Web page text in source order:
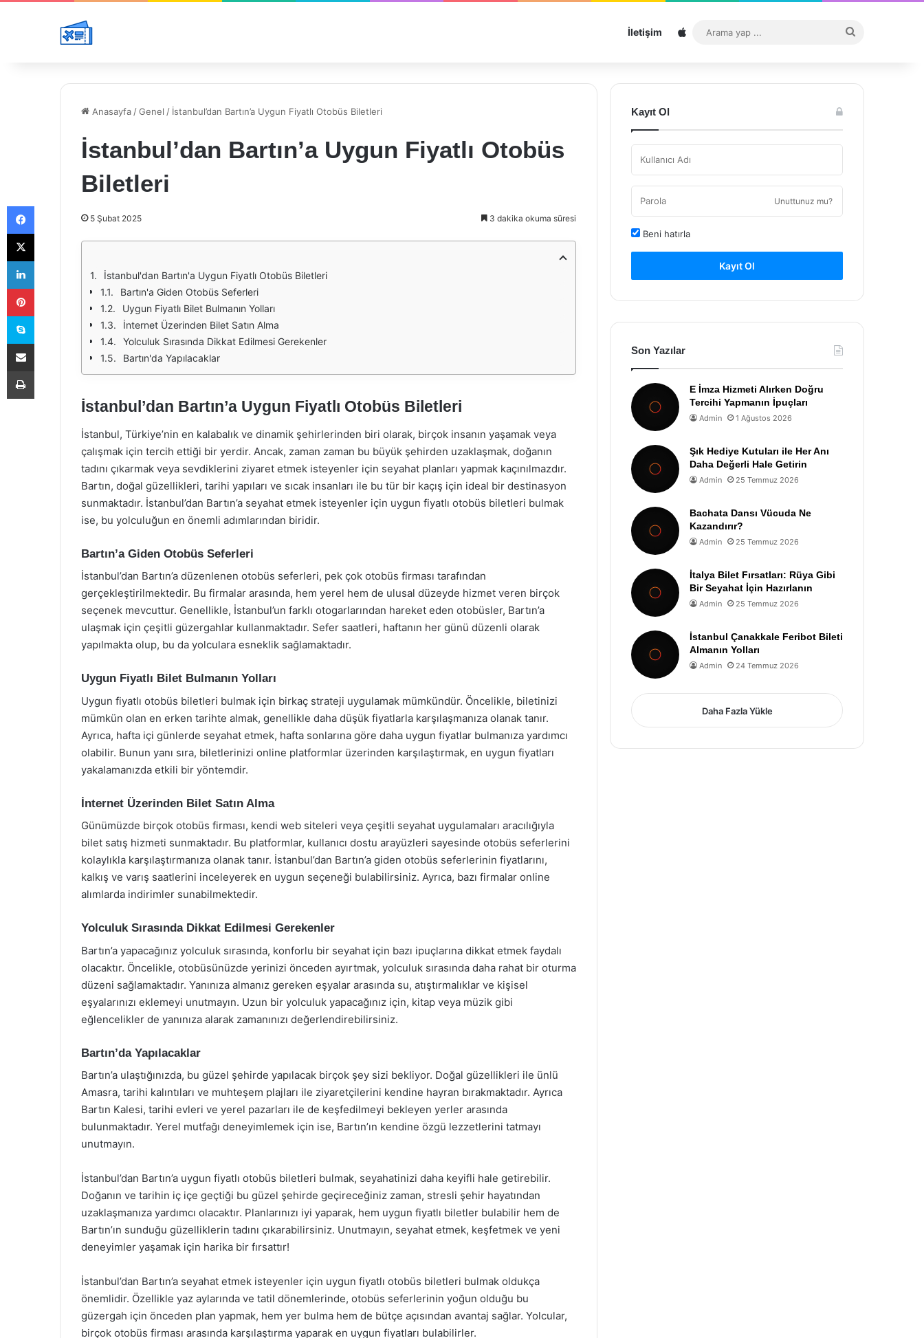
İletişim Sitemap
...
Anasayfa /Genel / İstanbul’dan Bartın’a Uygun Fiyatlı Otobüs Biletleri
İstanbul’dan Bartın’a Uygun Fiyatlı Otobüs
Biletleri
5 Şubat 2025 3 dakika okuma süresi
İstanbul'dan Bartın'a Uygun Fiyatlı Otobüs Biletleri
Bartın'a Giden Otobüs Seferleri
Uygun Fiyatlı Bilet Bulmanın Yolları
İnternet Üzerinden Bilet Satın Alma
Yolculuk Sırasında Dikkat Edilmesi Gerekenler
Bartın'da Yapılacaklar
İstanbul’dan Bartın’a Uygun Fiyatlı Otobüs Biletleri
İstanbul, Türkiye’nin en kalabalık ve dinamik şehirlerinden biri olarak, birçok insanın yaşamak veya
çalışmak için tercih ettiği bir yerdir. Ancak, zaman zaman bu büyük şehirden uzaklaşmak, doğanın
tadını çıkarmak veya sevdiklerini ziyaret etmek isteyenler için seyahat planları yapmak kaçınılmazdır.
Bartın, doğal güzellikleri, tarihi yapıları ve sıcak insanları ile bu tür bir kaçış için ideal bir destinasyon
sunmaktadır. İstanbul’dan Bartın’a seyahat etmek isteyenler için uygun fiyatlı otobüs biletleri bulmak
ise, bu yolculuğun en önemli adımlarından biridir.
Bartın’a Giden Otobüs Seferleri
İstanbul’dan Bartın’a düzenlenen otobüs seferleri, pek çok otobüs firması tarafından
gerçekleştirilmektedir. Bu firmalar arasında, hem yerel hem de ulusal düzeyde hizmet veren birçok
seçenek mevcuttur. Genellikle, İstanbul’un farklı otogarlarından hareket eden otobüsler, Bartın’a
ulaşmak için çeşitli güzergahlar kullanmaktadır. Sefer saatleri, haftanın her günü düzenli olarak
yapılmakta olup, bu da yolculara esneklik sağlamaktadır.
Uygun Fiyatlı Bilet Bulmanın Yolları
Uygun fiyatlı otobüs biletleri bulmak için birkaç strateji uygulamak mümkündür. Öncelikle, biletinizi
mümkün olan en erken tarihte almak, genellikle daha düşük fiyatlarla karşılaşmanıza olanak tanır.
Ayrıca, hafta içi günlerde seyahat etmek, hafta sonlarına göre daha uygun fiyatlar bulmanıza yardımcı
olabilir. Bunun yanı sıra, biletlerinizi online platformlar üzerinden karşılaştırmak, en uygun fiyatları
yakalamanızda etkili bir yöntemdir.
İnternet Üzerinden Bilet Satın Alma
Günümüzde birçok otobüs firması, kendi web siteleri veya çeşitli seyahat uygulamaları aracılığıyla
bilet satış hizmeti sunmaktadır. Bu platformlar, kullanıcı dostu arayüzleri sayesinde otobüs seferlerini
kolaylıkla karşılaştırmanıza olanak tanır. İstanbul’dan Bartın’a giden otobüs seferlerinin fiyatlarını,
kalkış ve varış saatlerini inceleyerek en uygun seçeneği bulabilirsiniz. Ayrıca, bazı firmalar online
alımlarda indirimler sunabilmektedir.
Yolculuk Sırasında Dikkat Edilmesi Gerekenler
Bartın’a yapacağınız yolculuk sırasında, konforlu bir seyahat için bazı ipuçlarına dikkat etmek faydalı
olacaktır. Öncelikle, otobüsünüzde yerinizi önceden ayırtmak, yolculuk sırasında daha rahat bir oturma
düzeni sağlamaktadır. Yanınıza almanız gereken eşyalar arasında su, atıştırmalıklar ve kişisel
eşyalarınızı eklemeyi unutmayın. Uzun bir yolculuk yapacağınız için, kitap veya müzik gibi
eğlencelikler de yanınıza alarak zamanınızı değerlendirebilirsiniz.
Bartın’da Yapılacaklar
Bartın’a ulaştığınızda, bu güzel şehirde yapılacak birçok şey sizi bekliyor. Doğal güzellikleri ile ünlü
Amasra, tarihi kalıntıları ve muhteşem plajları ile ziyaretçilerini kendine hayran bırakmaktadır. Ayrıca
Bartın Kalesi, tarihi evleri ve yerel pazarları ile de keşfedilmeyi bekleyen yerler arasında
bulunmaktadır. Yerel mutfağı deneyimlemek için ise, Bartın’ın kendine özgü lezzetlerini tatmayı
unutmayın.
İstanbul’dan Bartın’a uygun fiyatlı otobüs biletleri bulmak, seyahatinizi daha keyifli hale getirebilir.
Doğanın ve tarihin iç içe geçtiği bu güzel şehirde geçireceğiniz zaman, stresli şehir hayatından
uzaklaşmanıza yardımcı olacaktır. Planlarınızı iyi yaparak, hem uygun fiyatlı biletler bulabilir hem de
Bartın’ın sunduğu güzelliklerin tadını çıkarabilirsiniz. Unutmayın, seyahat etmek, keşfetmek ve yeni
deneyimler yaşamak için harika bir fırsattır!
İstanbul’dan Bartın’a seyahat etmek isteyenler için uygun fiyatlı otobüs biletleri bulmak oldukça
önemlidir. Özellikle yaz aylarında ve tatil dönemlerinde, otobüs seferlerinin yoğun olduğu bu
güzergah için önceden plan yapmak, hem yer bulma hem de bütçe açısından avantaj sağlar. Yolcular,
birçok otobüs firması arasında karşılaştırma yaparak en uygun fiyatları bulabilirler.
Kayıt Ol
Unuttunuz mu?
Beni hatırla
Kayıt Ol
Son Yazılar
E İmza Hizmeti Alırken Doğru
Tercihi Yapmanın İpuçları
Admin 1 Ağustos 2026
Şık Hediye Kutuları ile Her Anı
Daha Değerli Hale Getirin
Admin 25 Temmuz 2026
Bachata Dansı Vücuda Ne
Kazandırır?
Admin 25 Temmuz 2026
İtalya Bilet Fırsatları: Rüya Gibi
Bir Seyahat İçin Hazırlanın
Admin 25 Temmuz 2026
İstanbul Çanakkale Feribot Bileti
Almanın Yolları
Admin 24 Temmuz 2026
Daha Fazla Yükle
Facebook
X
LinkedIn
Pinterest
Skype
E-Posta ile paylaş